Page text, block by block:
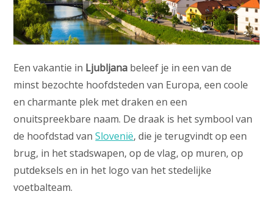
Een vakantie in Ljubljana beleef je in een van de
minst bezochte hoofdsteden van Europa, een coole
en charmante plek met draken en een
onuitspreekbare naam. De draak is het symbool van
de hoofdstad vanSlovenië, die je terugvindt op een
brug, in het stadswapen, op de vlag, op muren, op
putdeksels en in het logo van het stedelijke
voetbalteam.